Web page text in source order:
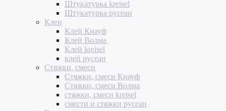
Штукатурка kreisel
Штукатурка русеан
Клеи
Клей Кнауф
Клей Волма
Клей kreisel
клей русеан
Стяжки, смеси
Стяжки, смеси Кнауф
Стяжки, смеси Волма
стяжки, смеси kreisel
смести и стяжки русеан